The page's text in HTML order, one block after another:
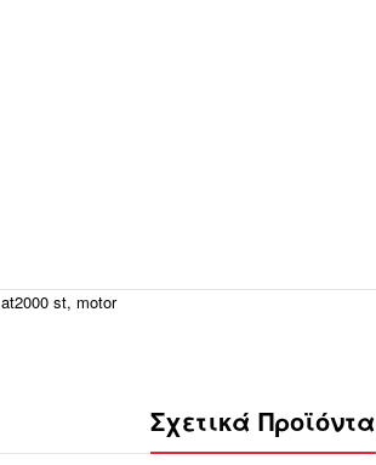
at2000 st, motor
Σχετικά Προϊόντα